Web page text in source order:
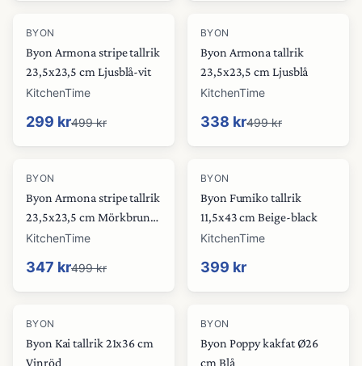
-40%
BYON
Byon Armona stripe tallrik
23,5x23,5 cm Ljusblå-vit
KitchenTime
299 kr499 kr
-32%
BYON
Byon Armona tallrik
23,5x23,5 cm Ljusblå
KitchenTime
338 kr499 kr
-30%
BYON
Byon Armona stripe tallrik
23,5x23,5 cm Mörkbrun-
vit
KitchenTime
347 kr499 kr
BYON
Byon Fumiko tallrik
11,5x43 cm Beige-black
KitchenTime
399 kr
-30%
BYON
Byon Kai tallrik 21x36 cm
Vinröd
-30%
BYON
Byon Poppy kakfat Ø26
cm Blå